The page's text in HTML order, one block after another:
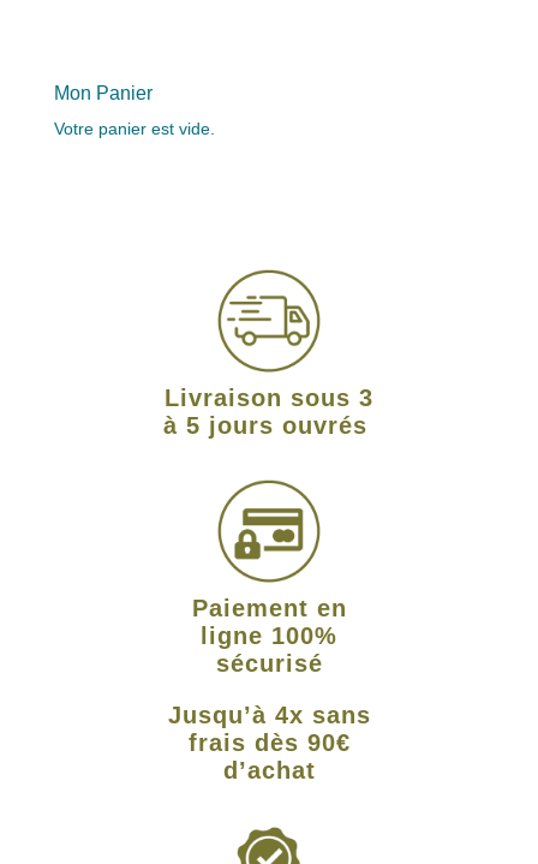
Mon Panier
Votre panier est vide.
Livraison sous 3
à 5 jours ouvrés
Paiement en
ligne 100%
sécurisé
Jusqu’à 4x sans
frais dès 90€
d’achat